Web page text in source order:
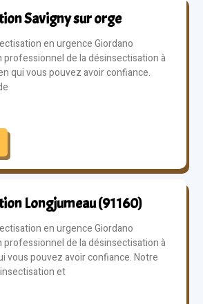
Savigny sur orge
en urgence Giordano
professionnel de la désinsectisation à
qui vous pouvez avoir confiance.
Longjumeau (91160)
en urgence Giordano
professionnel de la désinsectisation à
vous pouvez avoir confiance. Notre
et